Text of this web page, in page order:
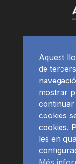
Aquest
de
mostrar
continuar
cookies
cookies.
les en